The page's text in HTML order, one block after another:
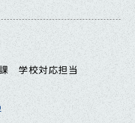
学校対応担当